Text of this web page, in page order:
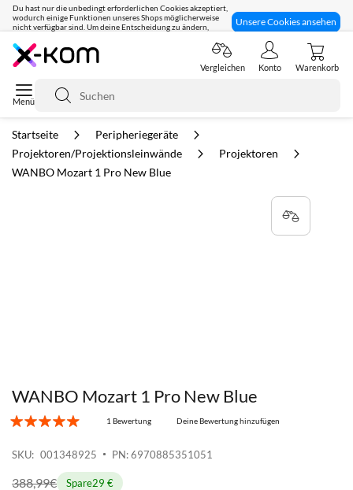
Du hast nur die unbedingt erforderlichen Cookies akzeptiert,
wodurch einige Funktionen unseres Shops möglicherweise
nicht verfügbar sind. Um deine Entscheidung zu ändern,
Unsere Cookies ansehen
Seit 8 Jahren für dich da!
Suche
Vergleichen Konto Warenkorb
Startseite
Peripheriegeräte
Projektoren/Projektionsleinwände
Projektoren
WANBO Mozart 1 Pro New Blue
WANBO Mozart 1 Pro New Blue
SKU 001348925 PN: 6970885351051
1 Bewertung Deine Bewertung hinzufügen
Spare29 €
388,99€
Zum
Anfang
der
Bildgalerie
springen